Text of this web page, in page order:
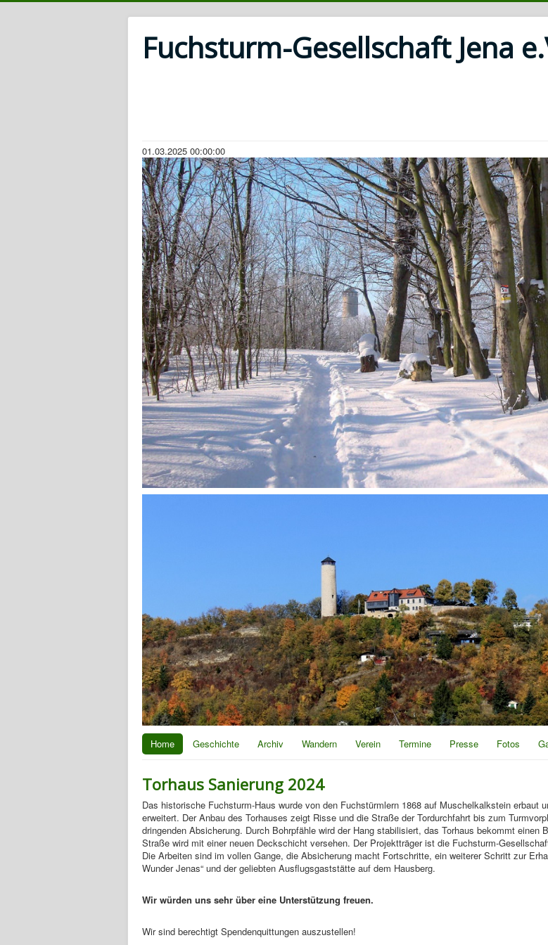
Fuchsturm-Gesellschaft Jena
01.03.2025 00:00:00
Home Geschichte Archiv Wandern Verein Termine Presse Fotos
Torhaus Sanierung 2024
Das historische Fuchsturm-Haus wurde von den Fuchstürmlern 1868 auf Muschelkalkstein erbaut
erweitert. Der Anbau des Torhauses zeigt Risse und die Straße der Tordurchfahrt bis zum
dringenden Absicherung. Durch Bohrpfähle wird der Hang stabilisiert, das Torhaus bekommt einen
Straße wird mit einer neuen Deckschicht versehen. Der Projektträger ist die Fuchsturm-
Die Arbeiten sind im vollen Gange, die Absicherung macht Fortschritte, ein weiterer Schritt zur
Wunder Jenas“ und der geliebten Ausflugsgaststätte auf dem Hausberg.
Wir würden uns sehr über eine Unterstützung freuen.
Wir sind berechtigt Spendenquittungen auszustellen!